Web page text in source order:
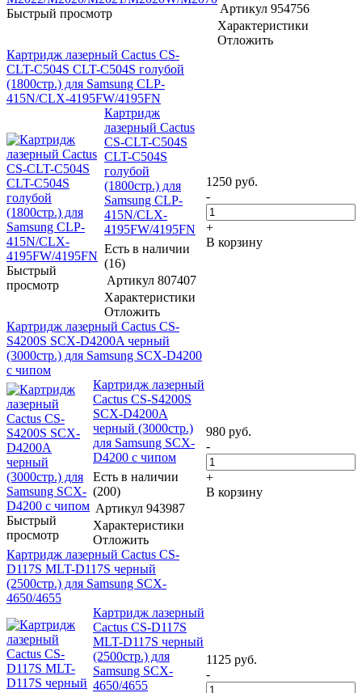
Быстрый просмотр
Артикул 954756
Характеристики
Отложить
Картридж лазерный Cactus CS-
CLT-C504S CLT-C504S голубой
(1800стр.) для Samsung CLP-
415N/CLX-4195FW/4195FN
Быстрый
просмотр
Картридж
лазерный Cactus
CS-CLT-C504S
CLT-C504S
голубой
(1800стр.) для
Samsung CLP-
415N/CLX-
4195FW/4195FN
Есть в наличии
(16)
Артикул 807407
Характеристики
Отложить
1250 руб.
-
+
В корзину
Картридж лазерный Cactus CS-
S4200S SCX-D4200A черный
(3000стр.) для Samsung SCX-D4200
с чипом
Быстрый
просмотр
Картридж лазерный
Cactus CS-S4200S
SCX-D4200A
черный (3000стр.)
для Samsung SCX-
D4200 с чипом
Есть в наличии
(200)
Артикул 943987
Характеристики
Отложить
980 руб.
-
+
В корзину
Картридж лазерный Cactus CS-
D117S MLT-D117S черный
(2500стр.) для Samsung SCX-
4650/4655
Картридж лазерный
Cactus CS-D117S
MLT-D117S черный
(2500стр.) для
Samsung SCX-
4650/4655
1125 руб.
-